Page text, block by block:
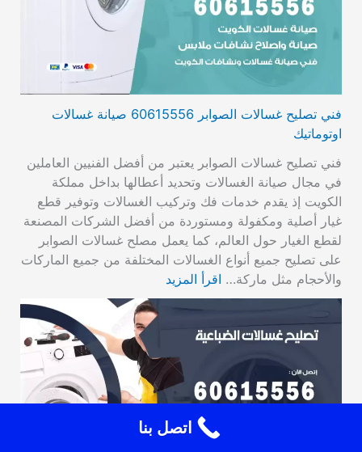
فني تصليح غسالات الصوابر 60615556 صيانة غسالات
اوتوماتيك
فني تصليح غسالات الصوابر يعتبر من أفضل الفنيين العاملين
في مجال صيانة الغسالات وتحديد أعطالها بداخل مملكة
الكويت إذ يقدم خدمات فك وتركيب الغسالات وتوفير قطع
غيار أصلية ومكفولة ومستوردة من أفضل الشركات المصنعة
لقطع الغيار حول العالم، كما يعمل مصلح غسالات الصوابر
على تصليح جميع أنواع الغسالات المختلفة من جميع الماركات
والأحجام مثل ماركة… اقرأ المزيد
اتصل بنا